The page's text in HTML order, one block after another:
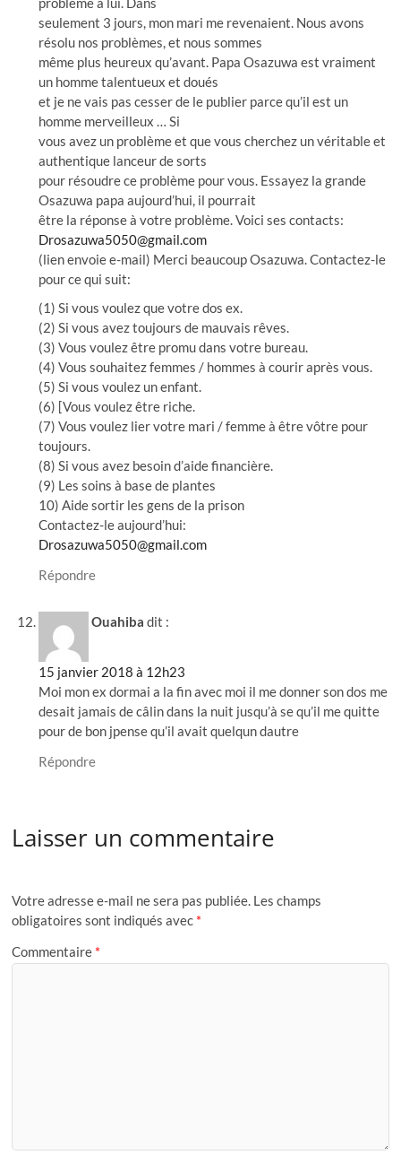
seulement 3 jours, mon mari me revenaient. Nous avons
résolu nos problèmes, et nous sommes
même plus heureux qu’avant. Papa Osazuwa est vraiment
un homme talentueux et doués
et je ne vais pas cesser de le publier parce qu’il est un
homme merveilleux … Si
vous avez un problème et que vous cherchez un véritable et
authentique lanceur de sorts
pour résoudre ce problème pour vous. Essayez la grande
Osazuwa papa aujourd’hui, il pourrait
être la réponse à votre problème. Voici ses contacts:
Drosazuwa5050@gmail.com
(lien envoie e-mail) Merci beaucoup Osazuwa. Contactez-le
pour ce qui suit:
(1) Si vous voulez que votre dos ex.
(2) Si vous avez toujours de mauvais rêves.
(3) Vous voulez être promu dans votre bureau.
(4) Vous souhaitez femmes / hommes à courir après vous.
(5) Si vous voulez un enfant.
(6) [Vous voulez être riche.
(7) Vous voulez lier votre mari / femme à être vôtre pour
toujours.
(8) Si vous avez besoin d’aide financière.
(9) Les soins à base de plantes
10) Aide sortir les gens de la prison
Contactez-le aujourd’hui:
Drosazuwa5050@gmail.com
Répondre
Ouahiba dit :
15 janvier 2018 à 12h23
Moi mon ex dormai a la fin avec moi il me donner son dos me
desait jamais de câlin dans la nuit jusqu’à se qu’il me quitte
pour de bon jpense qu’il avait quelqun dautre
Répondre
Laisser un commentaire
Votre adresse e-mail ne sera pas publiée. Les champs
obligatoires sont indiqués avec *
Commentaire *